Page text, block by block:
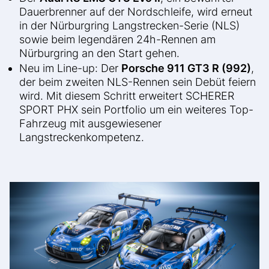
Dauerbrenner auf der Nordschleife, wird erneut
in der Nürburgring Langstrecken-Serie (NLS)
sowie beim legendären 24h-Rennen am
Nürburgring an den Start gehen.
Neu im Line-up: Der Porsche 911 GT3 R (992),
der beim zweiten NLS-Rennen sein Debüt feiern
wird. Mit diesem Schritt erweitert SCHERER
SPORT PHX sein Portfolio um ein weiteres Top-
Fahrzeug mit ausgewiesener
Langstreckenkompetenz.